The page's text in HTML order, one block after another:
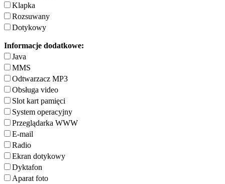
Klapka
Rozsuwany
Dotykowy
Informacje dodatkowe:
Java
MMS
Odtwarzacz MP3
Obsługa video
Slot kart pamięci
System operacyjny
Przeglądarka WWW
E-mail
Radio
Ekran dotykowy
Dyktafon
Aparat foto